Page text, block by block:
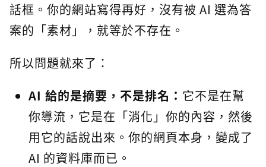
話框。你的網站寫得再好，沒有被 AI 選為答
案的「素材」，就等於不存在。
所以問題就來了：
AI 給的是摘要，不是排名： 它不是在幫
你導流，它是在「消化」你的內容，然後
用它的話說出來。你的網頁本身，變成了
AI 的資料庫而已。